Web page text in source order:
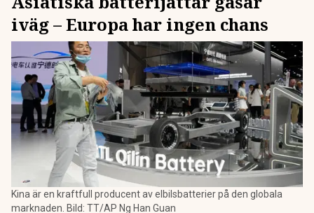
iväg – Europa har ingen chans
Kina är en kraftfull producent av elbilsbatterier på den globala
marknaden. Bild: TT/AP Ng Han Guan